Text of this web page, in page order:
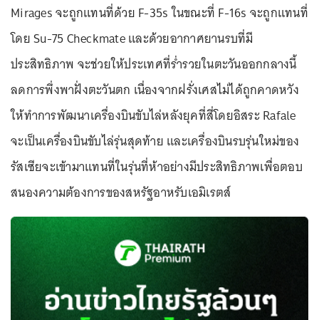
Mirages จะถูกแทนที่ด้วย F-35s ในขณะที่ F-16s จะถูกแทนที่
โดย Su-75 Checkmate และด้วยอากาศยานรบที่มี
ประสิทธิภาพ จะช่วยให้ประเทศที่ร่ำรวยในตะวันออกกลางนี้
ลดการพึ่งพาฝั่งตะวันตก เนื่องจากฝรั่งเศสไม่ได้ถูกคาดหวัง
ให้ทำการพัฒนาเครื่องบินขับไล่หลังยุคที่สี่โดยอิสระ Rafale
จะเป็นเครื่องบินขับไล่รุ่นสุดท้าย และเครื่องบินรบรุ่นใหม่ของ
รัสเซียจะเข้ามาแทนที่ในรุ่นที่ห้าอย่างมีประสิทธิภาพเพื่อตอบ
สนองความต้องการของสหรัฐอาหรับเอมิเรตส์